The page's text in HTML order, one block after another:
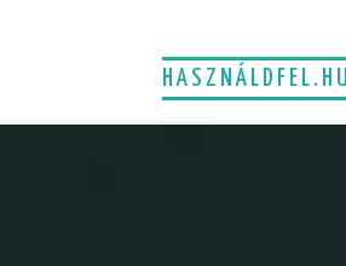
HASZNÁLDFEL.HU